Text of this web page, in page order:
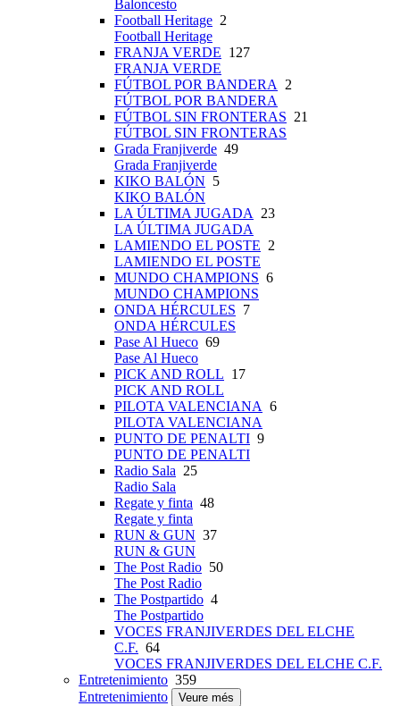
Baloncesto
Football Heritage 2
Football Heritage
FRANJA VERDE 127
FRANJA VERDE
FÚTBOL POR BANDERA
2
FÚTBOL POR BANDERA
FÚTBOL SIN FRONTERAS 21
FÚTBOL SIN FRONTERAS
Grada Franjiverde 49
Grada Franjiverde
KIKO BALÓN 5
KIKO BALÓN
LA ÚLTIMA JUGADA
23
LA ÚLTIMA JUGADA
LAMIENDO EL POSTE 2
LAMIENDO EL POSTE
MUNDO CHAMPIONS 6
MUNDO CHAMPIONS
ONDA HÉRCULES 7
ONDA HÉRCULES
Pase Al Hueco 69
Pase Al Hueco
PICK AND ROLL 17
PICK AND ROLL
PILOTA VALENCIANA 6
PILOTA VALENCIANA
PUNTO DE PENALTI 9
PUNTO DE PENALTI
Radio Sala 25
Radio Sala
Regate y finta 48
Regate y finta
RUN & GUN 37
RUN & GUN
The Post Radio 50
The Post Radio
The Postpartido 4
The Postpartido
VOCES FRANJIVERDES DEL ELCHE
C.F. 64
VOCES FRANJIVERDES DEL ELCHE C.F.
Entretenimiento 359
Entretenimiento
Veure més